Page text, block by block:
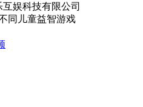
娱科技有限公司
同儿童益智游戏